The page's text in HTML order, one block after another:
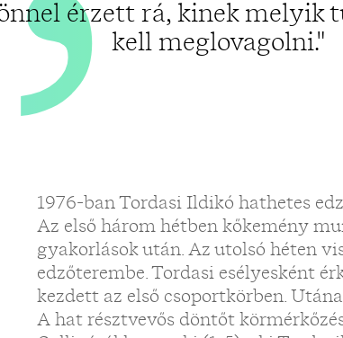
érzett rá, kinek melyik
kell meglovagolni."
1976-ban Tordasi Ildikó hathetes
Az első három hétben kőkemény
gyakorlások után. Az utolsó héten
edzőterembe. Tordasi esélyesként
kezdett az első csoportkörben.
A hat résztvevős döntőt